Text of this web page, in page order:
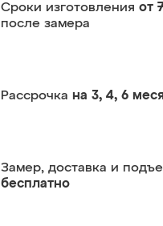
Сроки изготовления от
после замера
Рассрочка на 3, 4, 6
Замер, доставка и
бесплатно